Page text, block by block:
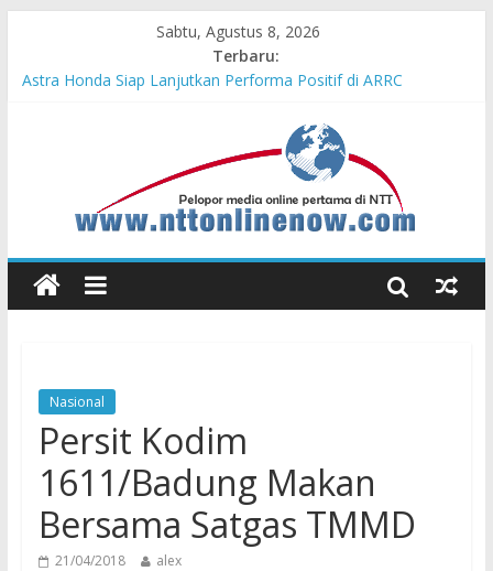
Sabtu, Agustus 8, 2026
Terbaru:
Teras Bank Indonesia Hadir di Belu, Bupati Willy : Terima Kasih
BI Atas Kepeduliannya Tingkatkan Budaya Literasi
Dukung Ketahanan Pangan Lokal, PLN Kupang Pasok Listrik
Industri Penyimpanan Ayam Beku, Jelang Peringatan HUT RI
Komisaris Independen Pertamina Patra Niaga Terpikat Produk
UMKM Mitra Binaan dengan Sentuhan Kemanusiaan dan
Keberlanjutan
Honda DBL 2026 East Java – North Resmi Bergulir, MPM
Nasional
Persit Kodim
1611/Badung Makan
Bersama Satgas TMMD
21/04/2018 alex